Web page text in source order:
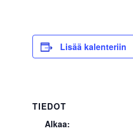
Lisää kalenteriin
TIEDOT
Alkaa: